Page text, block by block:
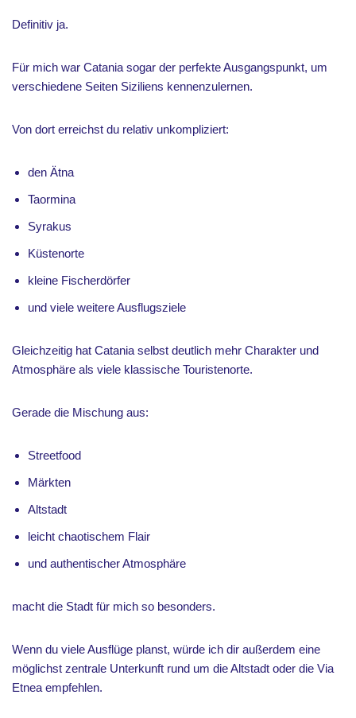
Definitiv ja.
Für mich war Catania sogar der perfekte Ausgangspunkt, um
verschiedene Seiten Siziliens kennenzulernen.
Von dort erreichst du relativ unkompliziert:
den Ätna
Taormina
Syrakus
Küstenorte
kleine Fischerdörfer
und viele weitere Ausflugsziele
Gleichzeitig hat Catania selbst deutlich mehr Charakter und
Atmosphäre als viele klassische Touristenorte.
Gerade die Mischung aus:
Streetfood
Märkten
Altstadt
leicht chaotischem Flair
und authentischer Atmosphäre
macht die Stadt für mich so besonders.
Wenn du viele Ausflüge planst, würde ich dir außerdem eine
möglichst zentrale Unterkunft rund um die Altstadt oder die Via
Etnea empfehlen.